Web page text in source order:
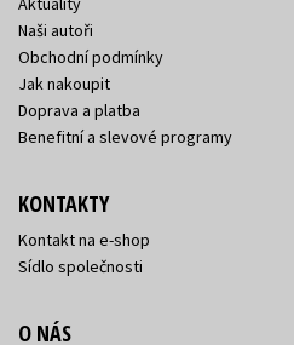
Naši autoři
Obchodní podmínky
Jak nakoupit
Doprava a platba
Benefitní a slevové programy
KONTAKTY
Kontakt na e-shop
Sídlo společnosti
O NÁS